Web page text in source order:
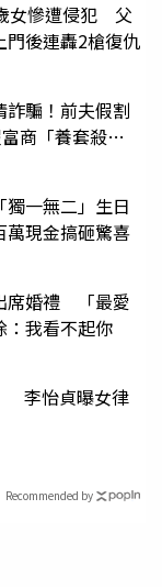
女慘遭侵犯 父
門後連轟2槍復仇
詐騙！前夫假割
商「養套殺
一無二」生日
現金搞砸驚喜
席婚禮 「最愛
：我看不起你
李怡貞曝女律
Recommended by